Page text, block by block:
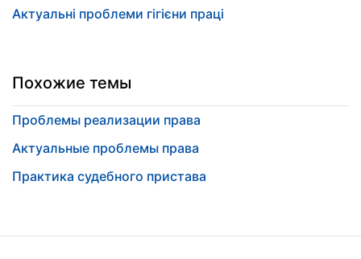
Актуальні проблеми гігієни праці
Похожие темы
Проблемы реализации права
Актуальные проблемы права
Практика судебного пристава